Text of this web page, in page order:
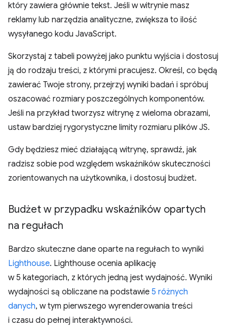
który zawiera głównie tekst. Jeśli w witrynie masz
reklamy lub narzędzia analityczne, zwiększa to ilość
wysyłanego kodu JavaScript.
Skorzystaj z tabeli powyżej jako punktu wyjścia i dostosuj
ją do rodzaju treści, z którymi pracujesz. Określ, co będą
zawierać Twoje strony, przejrzyj wyniki badań i spróbuj
oszacować rozmiary poszczególnych komponentów.
Jeśli na przykład tworzysz witrynę z wieloma obrazami,
ustaw bardziej rygorystyczne limity rozmiaru plików JS.
Gdy będziesz mieć działającą witrynę, sprawdź, jak
radzisz sobie pod względem wskaźników skuteczności
zorientowanych na użytkownika, i dostosuj budżet.
Budżet w przypadku wskaźników opartych
na regułach
Bardzo skuteczne dane oparte na regułach to wyniki
Lighthouse. Lighthouse ocenia aplikację
w 5 kategoriach, z których jedną jest wydajność. Wyniki
wydajności są obliczane na podstawie 5 różnych
danych, w tym pierwszego wyrenderowania treści
i czasu do pełnej interaktywności.